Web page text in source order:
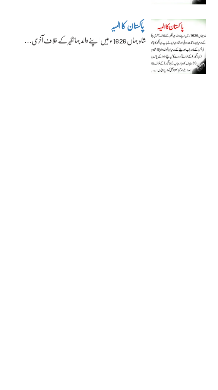
پاکستان کا المیہ
شاہ جہاں 1626ء میں اپنے والد جہانگیر کے خلاف آخری…